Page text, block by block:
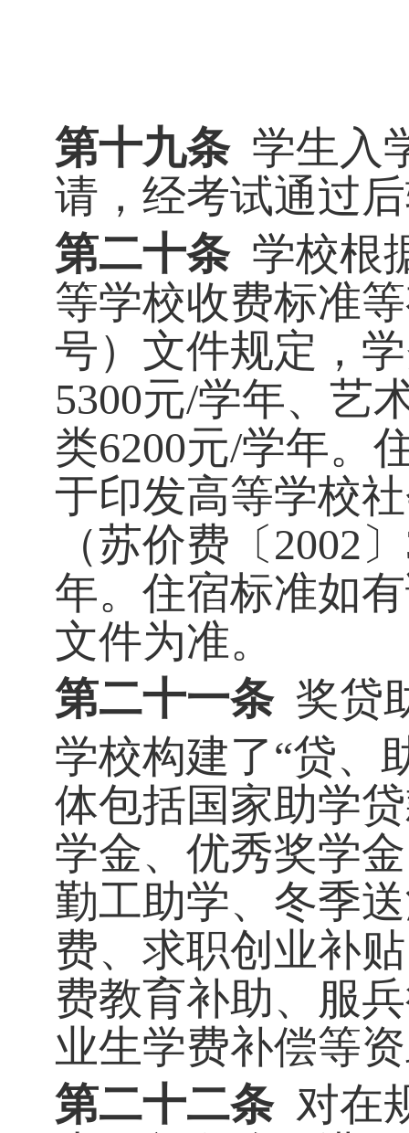
第十九条 学生入
请，经考试通过
第二十条 学校根
等学校收费标准
号）文件规定，
5300元/学年、艺
类6200元/学年。
于印发高等学校
（苏价费〔 2002 〕
年。住宿标准如
文件为准。
第二十一条 奖贷
学校构建了“贷、
体包括国家助学
学金、优秀奖学
勤工助学、冬季
费、求职创业补
费教育补助、服
业生学费补偿等
第二十二条 对在